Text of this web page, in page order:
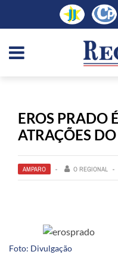
EROS PRADO
ATRAÇÕES
AMPARO O REGIONAL
Foto: Divulgação